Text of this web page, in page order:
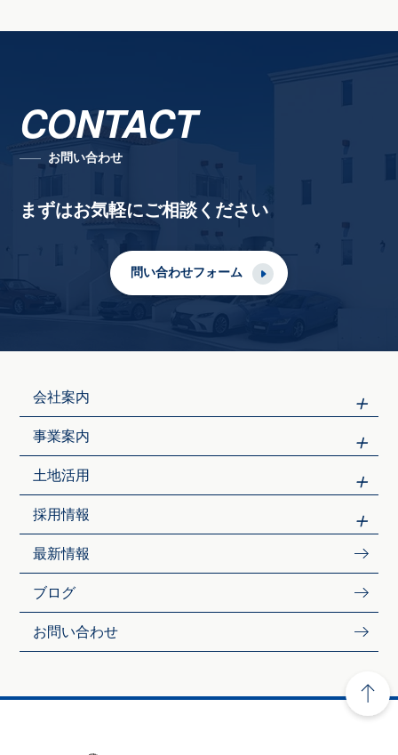
CONTACT
お問い合わせ
まずはお気軽にご相談ください
問い合わせフォーム
会社案内
事業案内
土地活用
採用情報
最新情報
ブログ
お問い合わせ